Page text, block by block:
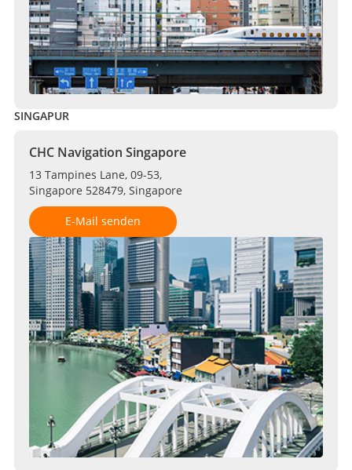
SINGAPUR
CHC Navigation Singapore
13 Tampines Lane, 09-53,
Singapore 528479, Singapore
E-Mail senden